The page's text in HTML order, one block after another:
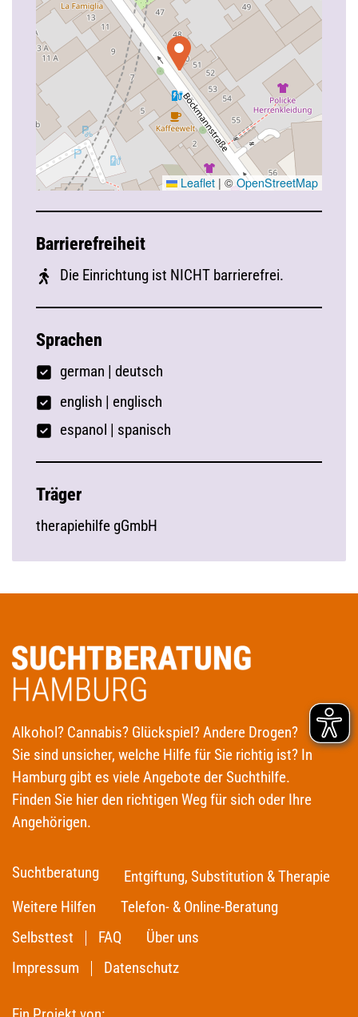
Leaflet | ©OpenStreetMap
Barrierefreiheit
Die Einrichtung ist NICHT barrierefrei.
Sprachen
german | deutsch
english | englisch
espanol | spanisch
Träger
therapiehilfe gGmbH
Alkohol? Cannabis? Glückspiel? Andere Drogen?
Sie sind unsicher, welche Hilfe für Sie richtig ist? In
Hamburg gibt es viele Angebote der Suchthilfe.
Finden Sie hier den richtigen Weg für sich oder Ihre
Angehörigen.
Suchtberatung
Entgiftung, Substitution & Therapie
Weitere Hilfen
Telefon- & Online-Beratung
Selbsttest
FAQ
Über uns
Impressum
Datenschutz